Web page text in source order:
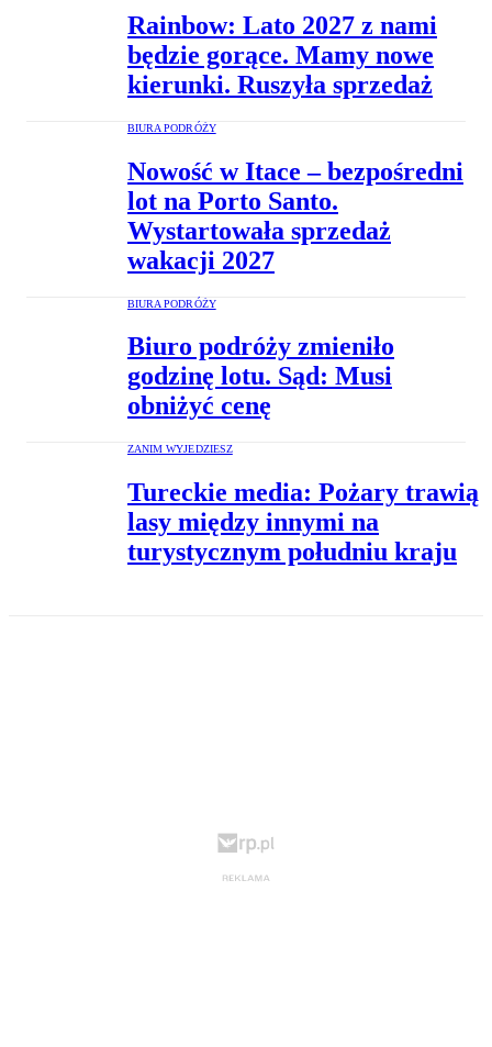
Rainbow: Lato 2027 z nami
będzie gorące. Mamy nowe
kierunki. Ruszyła sprzedaż
BIURA PODRÓŻY
Nowość w Itace – bezpośredni
lot na Porto Santo.
Wystartowała sprzedaż
wakacji 2027
BIURA PODRÓŻY
Biuro podróży zmieniło
godzinę lotu. Sąd: Musi
obniżyć cenę
ZANIM WYJEDZIESZ
Tureckie media: Pożary trawią
lasy między innymi na
turystycznym południu kraju